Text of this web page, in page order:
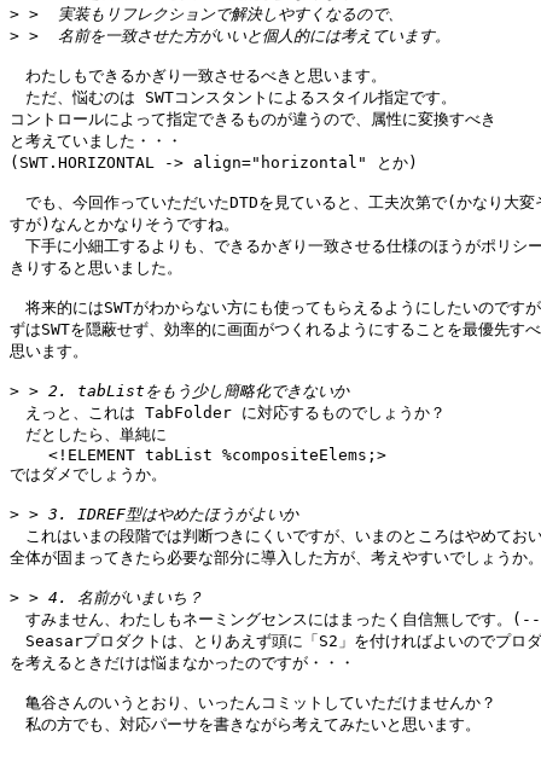
>
>
わたしもできるかぎり一致させるべきと思います。
ただ、悩むのは SWTコンスタントによるスタイル指定です。
コントロールによって指定できるものが違うので、属性に変換すべき
と考えていました・・・
(SWT.HORIZONTAL -> align="horizontal" とか)
でも、今回作っていただいたDTDを見ていると、工夫次第で(かなり大変
すが)なんとかなりそうですね。
下手に小細工するよりも、できるかぎり一致させる仕様のほうがポリシ
きりすると思いました。
将来的にはSWTがわからない方にも使ってもらえるようにしたいのです
ずはSWTを隠蔽せず、効率的に画面がつくれるようにすることを最優先す
思います。
>
えっと、これは TabFolder に対応するものでしょうか？
だとしたら、単純に
    <!ELEMENT tabList %compositeElems;>
ではダメでしょうか。
>
これはいまの段階では判断つきにくいですが、いまのところはやめてお
全体が固まってきたら必要な部分に導入した方が、考えやすいでしょうか
>
すみません、わたしもネーミングセンスにはまったく自信無しです。
Seasarプロダクトは、とりあえず頭に「S2」を付ければよいのでプロ
を考えるときだけは悩まなかったのですが・・・
亀谷さんのいうとおり、いったんコミットしていただけませんか？
私の方でも、対応パーサを書きながら考えてみたいと思います。